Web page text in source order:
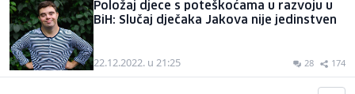
Položaj djece s poteškoćama u razvoju u
BiH: Slučaj dječaka Jakova nije jedinstven
22.12.2022. u 21:25 28 174